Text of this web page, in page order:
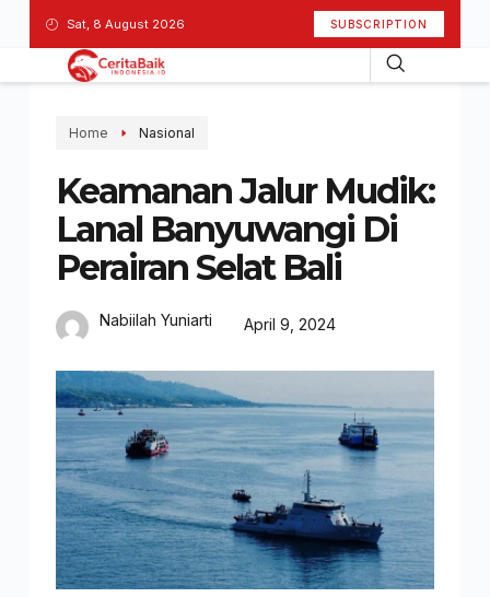
Sat, 8 August 2026 SUBSCRIPTION
Home Nasional
Keamanan Jalur Mudik:
Lanal Banyuwangi Di
Perairan Selat Bali
Nabiilah Yuniarti April 9, 2024